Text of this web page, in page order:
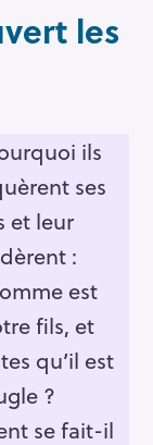
les
ils
ses
et leur
:
est
fils, et
qu’il est
?
se fait-il